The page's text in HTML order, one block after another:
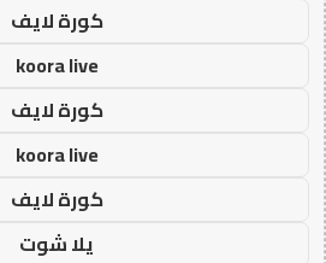
كورة لايف
koora live
كورة لايف
koora live
كورة لايف
يلا شوت